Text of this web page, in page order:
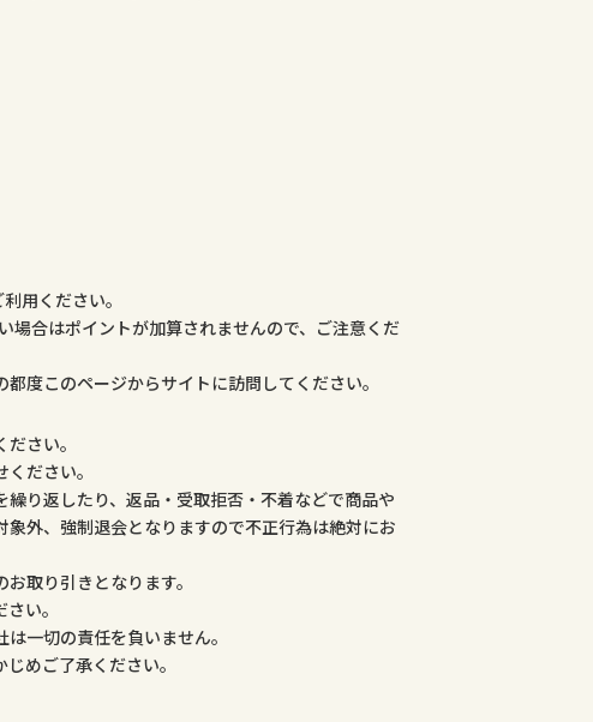
用ください。
合はポイントが加算されませんので、ご注意くだ
度このページからサイトに訪問してください。
さい。
ださい。
り返したり、返品・受取拒否・不着などで商品や
外、強制退会となりますので不正行為は絶対にお
取り引きとなります。
い。
一切の責任を負いません。
めご了承ください。